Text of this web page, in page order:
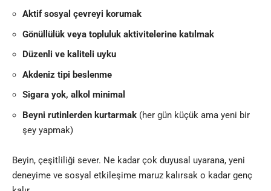
Aktif sosyal çevreyi korumak
Gönüllülük veya topluluk aktivitelerine katılmak
Düzenli ve kaliteli uyku
Akdeniz tipi beslenme
Sigara yok, alkol minimal
Beyni rutinlerden kurtarmak (her gün küçük ama yeni bir
şey yapmak)
Beyin, çeşitliliği sever. Ne kadar çok duyusal uyarana, yeni
deneyime ve sosyal etkileşime maruz kalırsak o kadar genç